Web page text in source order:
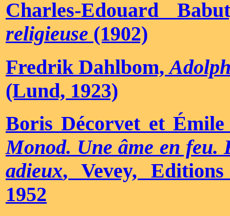
Charles-Edouard
religieuse (1902)
Fredrik Dahlbom,
(Lund, 1923)
Boris Décorvet et
Monod. Une âme en feu.
adieux, Vevey,
1952